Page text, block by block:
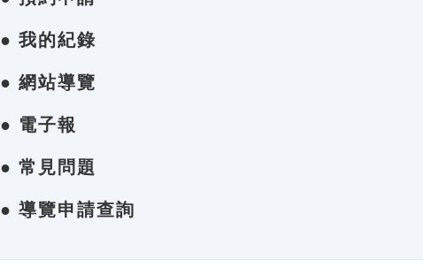
● 我的紀錄
● 網站導覽
● 電子報
● 常見問題
● 導覽申請查詢